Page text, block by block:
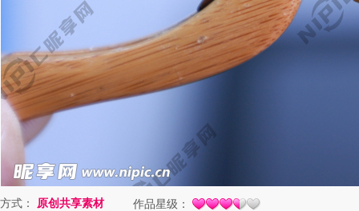
方式： 原创共享素材 作品星级：